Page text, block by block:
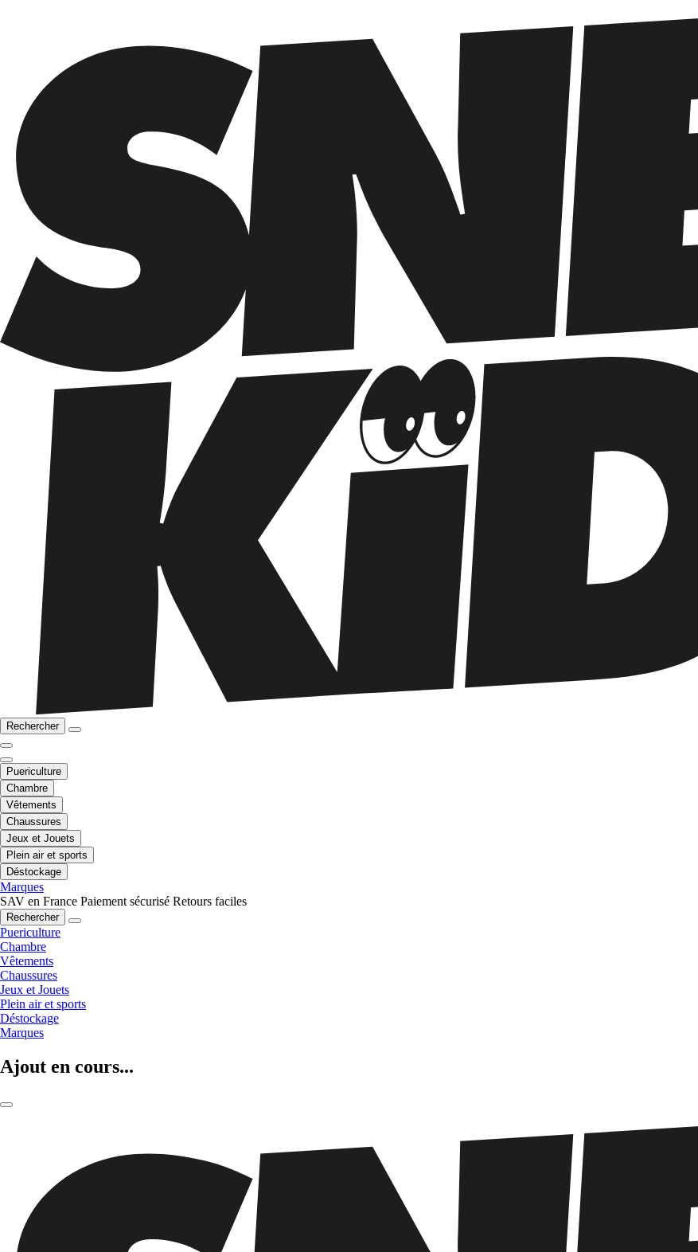
Rechercher
Puericulture
Chambre
Vêtements
Chaussures
Jeux et Jouets
Plein air et sports
Déstockage
Marques
SAV en France Paiement sécurisé Retours faciles
Rechercher
Puericulture
Chambre
Vêtements
Chaussures
Jeux et Jouets
Plein air et sports
Déstockage
Marques
Ajout en cours...